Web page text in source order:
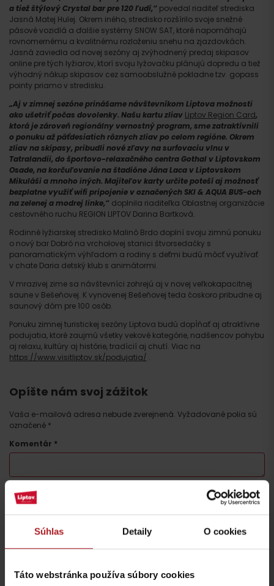
Súhlas Detaily O cookies
Táto webstránka používa súbory cookies
a tiež štýlový Crystal bar pre 120 ľudí,“ povedal riaditeľ strediska
Jasná Matej Hulej. Okrem iného, stredisko rozšírilo svoje snežné
pásové vozidlá a ďalšie systémy SNOW SAT, ktoré napomáhajú
rovnomernému a kvalitnému rozloženiu snehu na zjazdovkách.
Jasná zaviedla od novej sezóny aj zvýhodnený predaj skipasov
online pre tých lyžiarov, ktorí svoju lyžovačku plánujú dopredu a tiež
výhodný nákup skipasov cez samoobslužné pokladne tzv. gopass
pointy priamo v stredisku.
„Aj v zimnej sezóne prinášame návštevníkom Liptova možnosti
ako ušetriť počas dovolenky. Našu kartu zliav Liptov Region Card,
ktorá je zároveň regionálny vernostný program, sme zatraktívnili
o ponuku až päťdesiatich rôznych zliav po celom regióne. Okrem
zliav na skipasy, pribudli nové zľavy na surfovaciu vlnu v
Tatralandii, do športovo-relaxačného centra Gothal v Liptovskom
Osade, na korčuľovanie na štadióne Jána Laca v Liptovskom
Mikuláši a mnoho iných. Majiteľov karty určite poteší aj možnosť
bezplatne využiť wifi pripojenie v označených SKI & AQUA BUS-och
na zelenej a modrej linke,“ doplnila riaditeľka Oblastnej organizácie
cestovného ruchu REGION LIPTOV Darina Bartková.
Rodinné lyžiarskej stredisko Malinô Brdo doplní svoju zimnú ponuku
o nový bar Dobrô na vrcholovej stanici štvorsedačky s
panoramatickým výhľadom a rodiny s deťmi budú môcť využívať
v chate Daria detský klub s animátormi.
V mrazivej zime sa návštevníci zohrejú aj v novej veľkokapacitnej
saune v Bešeňovej. K vynovenej Bešeňovej teda čoskoro pribudne aj
saunový dóm pre 100 osôb.
Ponuku zimnej turistickej sezóny Liptova budú dopĺňať aj atraktívne
podujatia, ktoré zaujmú všetky vekové kategórie, nadšencov pohybu
aj relaxu, kultúry aj histórie, tradícií aj chutí. Viac na
https://www.visitliptov.sk/podujatia/ .
Opíšte nám svoj zážitok
Vaša e-mailová adresa nebude zverejnená. Vyžadované polia sú
označené *
Komentár *
Meno*
E-mail*